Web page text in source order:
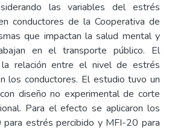
las variables del estrés
conductores de la Cooperativa de
que impactan la salud mental y
en el transporte público. El
relación entre el nivel de estrés
los conductores. El estudio tuvo un
diseño no experimental de corte
Para el efecto se aplicaron los
estrés percibido y MFI-20 para